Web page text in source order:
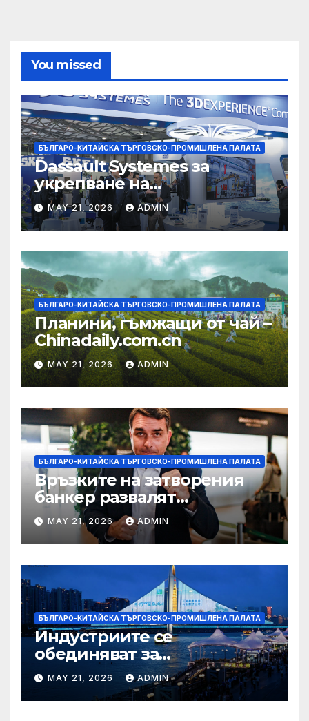
You missed
БЪЛГАРО-КИТАЙСКА ТЪРГОВСКО-ПРОМИШЛЕНА ПАЛАТА
Dassault Systemes за
укрепване на
изграждането на AI
екосистема в Китай
MAY 21, 2026 ADMIN
БЪЛГАРО-КИТАЙСКА ТЪРГОВСКО-ПРОМИШЛЕНА ПАЛАТА
Планини, гъмжащи от чай –
Chinadaily.com.cn
MAY 21, 2026 ADMIN
БЪЛГАРО-КИТАЙСКА ТЪРГОВСКО-ПРОМИШЛЕНА ПАЛАТА
Връзките на затворения
банкер развалят
надеждите на Флавио
Болсонаро за президент на
Бразилия
MAY 21, 2026 ADMIN
БЪЛГАРО-КИТАЙСКА ТЪРГОВСКО-ПРОМИШЛЕНА ПАЛАТА
Индустриите се
обединяват за
висококачествен растеж на
културния и
туристическия сектор
MAY 21, 2026 ADMIN